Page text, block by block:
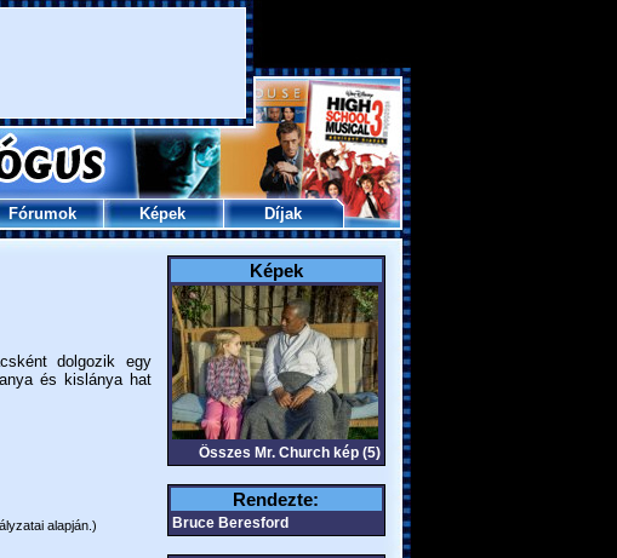
Fórumok Képek Díjak
dolgozik egy
és kislánya hat
alapján.)
Képek
Összes Mr. Church kép (5)
Rendezte:
Bruce Beresford